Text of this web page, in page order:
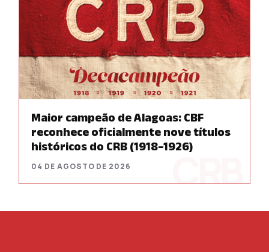
Maior campeão de Alagoas: CBF
reconhece oficialmente nove títulos
históricos do CRB (1918–1926)
04 DE AGOSTO DE 2026